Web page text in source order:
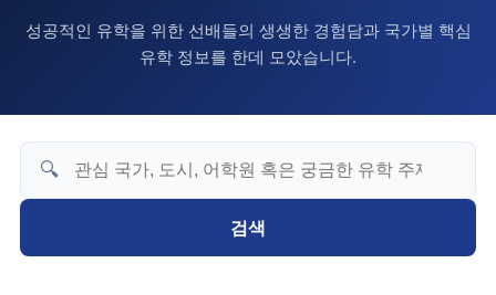
성공적인 유학을 위한 선배들의 생생한 경험담과 국가별 핵심
유학 정보를 한데 모았습니다.
🔍
검색